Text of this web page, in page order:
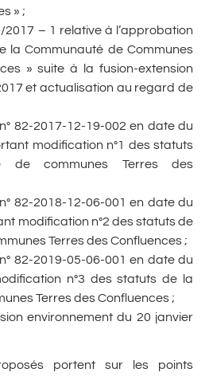
» ;
2017 – 1 relative à l’approbation
la Communauté de Communes
» suite à la fusion-extension
et actualisation au regard de
82-2017-12-19-002 en date du
modification n°1 des statuts
de communes Terres des
82-2018-12-06-001 en date du
modification n°2 des statuts de
Terres des Confluences ;
82-2019-05-06-001 en date du
n°3 des statuts de la
Terres des Confluences ;
environnement du 20 janvier
portent sur les points